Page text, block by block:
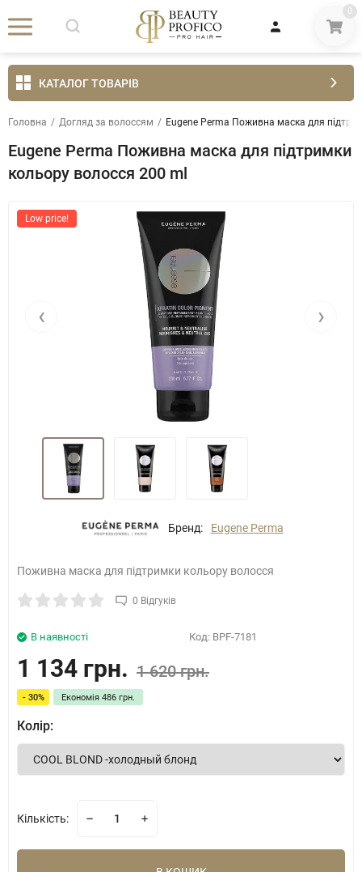
0
КАТАЛОГ ТОВАРІВ
Головна / Догляд за волоссям / Eugene Perma Поживна маска для
Eugene Perma Поживна маска для підтримки
кольору волосся 200 ml
Low price!
‹ ›
Бренд: Eugene Perma
Поживна маска для підтримки кольору волосся
0 Відгуків
Код: BPF-7181
В наявності
1 134 грн. 1 620 грн.
- 30% Економія 486 грн.
Колір:
Кількість: